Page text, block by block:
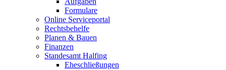
Formulare
Online Serviceportal
Rechtsbehelfe
Planen & Bauen
Finanzen
Standesamt Halfing
Eheschließungen